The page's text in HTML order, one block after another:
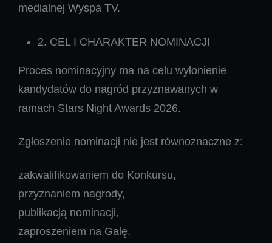
medialnej Wyspa TV.
2. CEL I CHARAKTER NOMINACJI
Proces nominacyjny ma na celu wyłonienie
kandydatów do nagród przyznawanych w
ramach Stars Night Awards 2026.
Zgłoszenie nominacji nie jest równoznaczne z:
zakwalifikowaniem do Konkursu,
przyznaniem nagrody,
publikacją nominacji,
zaproszeniem na Galę.